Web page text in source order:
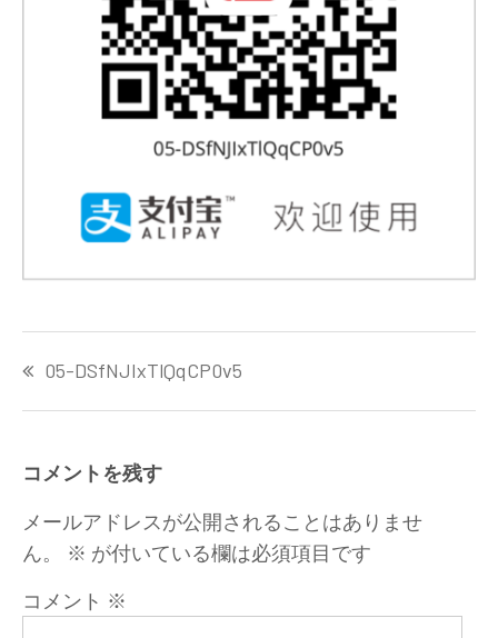
稿
ー
シ
ョ
05-DSfNJIxTlQqCP0v5
コメントを残す
メールアドレスが公開されることはありませ
ん。
※ が付いている欄は必須項目です
コメント ※